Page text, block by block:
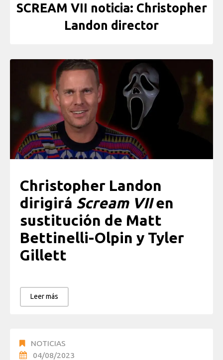
SCREAM VII noticia: Christopher
Landon director
Christopher Landon
dirigirá Scream VIIen
sustitución de Matt
Bettinelli-Olpin y Tyler
Gillett
Leer más
NOTICIAS
04/08/2023